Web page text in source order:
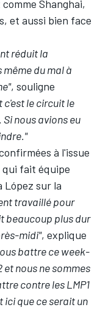
Shanghai,
et aussi bien face
réduit la
du mal à
, souligne
c'est le circuit le
nous avions eu
à l'issue
qui fait équipe
López sur la
travaillé pour
beaucoup plus dur
midi", explique
battre ce week-
et nous ne sommes
contre les LMP1
ici que ce serait un